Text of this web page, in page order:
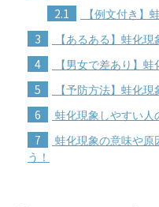
2.1 【例文付き】
3 【あるある】蛙化
4 【男女で差あり】
5 【予防方法】蛙化
6 蛙化現象しやすい人
7
蛙化現象の意味や原
う！